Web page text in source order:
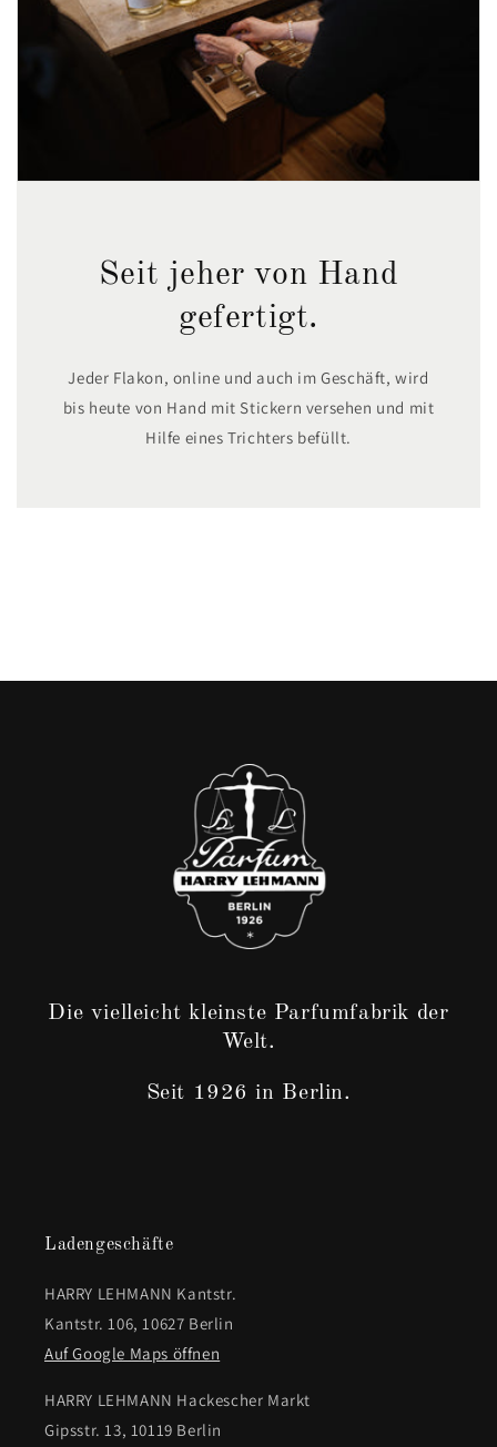
Seit jeher von Hand
gefertigt.
Jeder Flakon, online und auch im Geschäft, wird
bis heute von Hand mit Stickern versehen und mit
Hilfe eines Trichters befüllt.
Die vielleicht kleinste Parfumfabrik der
Welt.
Seit 1926 in Berlin.
Ladengeschäfte
HARRY LEHMANN Kantstr.
Kantstr. 106, 10627 Berlin
Auf Google Maps öffnen
HARRY LEHMANN Hackescher Markt
Gipsstr. 13, 10119 Berlin